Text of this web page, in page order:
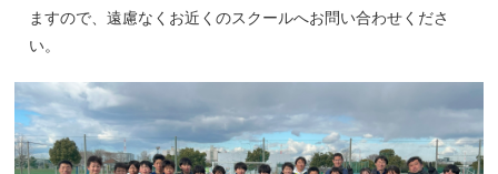
ますので、遠慮なくお近くのスクールへお問い合わせくださ
い。